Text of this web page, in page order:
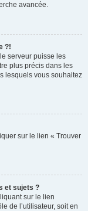
avancée.
?!
serveur puisse les
plus précis dans les
lesquels vous souhaitez
sur le lien « Trouver
et sujets ?
sur le lien
de l’utilisateur, soit en